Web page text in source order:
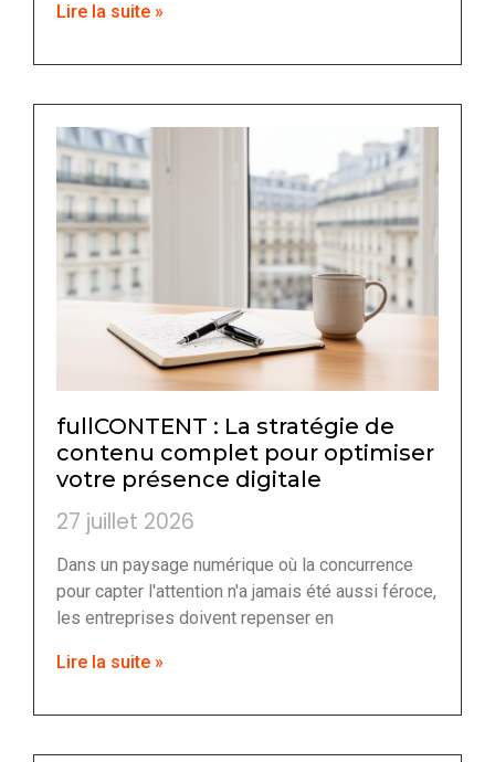
Lire la suite »
fullCONTENT : La stratégie de
contenu complet pour optimiser
votre présence digitale
27 juillet 2026
Dans un paysage numérique où la concurrence
pour capter l'attention n'a jamais été aussi féroce,
les entreprises doivent repenser en
Lire la suite »